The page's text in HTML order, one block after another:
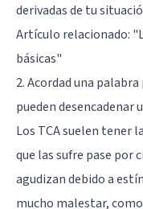
derivadas de tu
Artículo relacionado:
básicas"
2. Acordad una
pueden desencadenar
Los TCA suelen tener
que las sufre pase por
agudizan debido a
mucho malestar,